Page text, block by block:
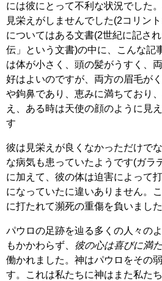
には彼にとって不利な状況でした
見栄えがしませんでした(2コリン
についてはある文書(2世紀に記さ
伝」という文書)の中に、こんな記
は体が小さく、頭の髪がうすく、
好はよいのですが、両方の眉毛が
や鉤鼻であり、恵みに満ちており
え、ある時は天使の顔のように見
す
彼は見栄えが良くなかっただけで
な病気も患っていたようです(ガラ
に加えて、彼の体は迫害によって
になっていたに違いありません。
に打たれて瀕死の重傷を負いました
パウロの足跡を辿る多くの人々の
もかかわらず、 彼の心は喜びに満
働かれました。神はパウロをその
す。これは私たちに神はまた私た